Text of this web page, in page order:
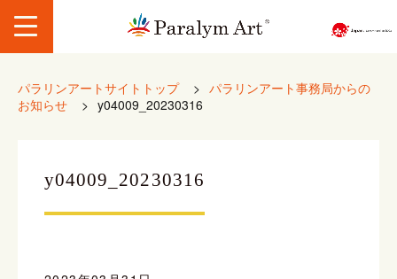
パラリンアートサイトトップ > パラリンアート事務局からの
お知らせ
> y04009_20230316
y04009_20230316